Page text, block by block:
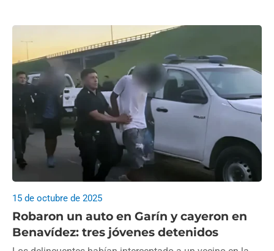
Robaron un auto en Garín y cayeron en
Benavídez: tres jóvenes detenidos
15 de octubre de 2025